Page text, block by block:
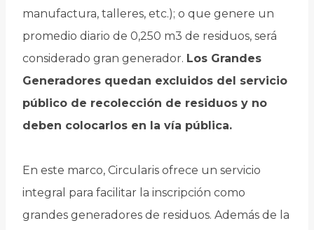
manufactura, talleres, etc.); o que genere un
promedio diario de 0,250 m3 de residuos, será
considerado gran generador. Los Grandes
Generadores quedan excluidos del servicio
público de recolección de residuos y no
deben colocarlos en la vía pública.
En este marco, Circularis ofrece un servicio
integral para facilitar la inscripción como
grandes generadores de residuos. Además de la